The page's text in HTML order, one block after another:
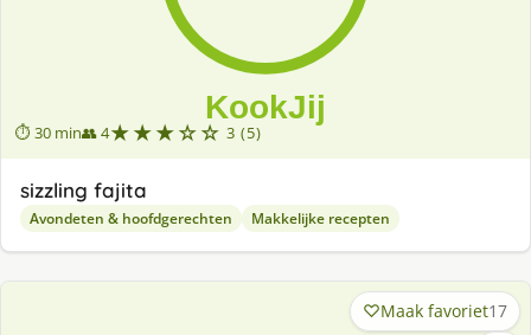
⏱ 30 min👥 4★★★☆☆ 3 (5)
sizzling fajita
Avondeten & hoofdgerechten Makkelijke recepten
Maak favoriet17